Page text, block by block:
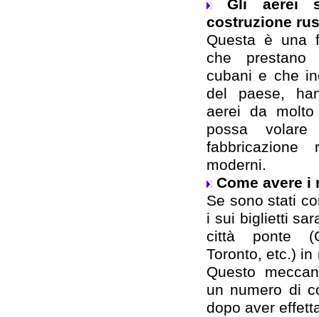
Gli aerei
costruzione
Questa è una
che prestano
cubani e che
del paese,
aerei da molto
possa
moderni.
Come avere
Se sono stati
i sui biglietti
città ponte
Toronto, etc.)
Questo
un numero di
dopo aver